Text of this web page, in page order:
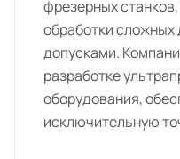
фрезерных
обработки
допусками.
разработке
оборудования,
исключительную